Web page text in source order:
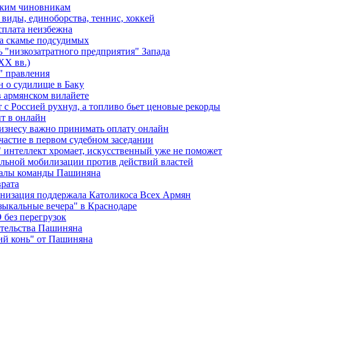
чиновникам
единоборства, теннис, хоккей
неизбежна
скамье подсудимых
предприятия" Запада
вв.)
правления
о судилище в Баку
вилайете
Россией рухнул, а топливо бьет ценовые рекорды
в онлайн
важно принимать оплату онлайн
в первом судебном заседании
хромает, искусственный уже не поможет
мобилизации против действий властей
команды Пашиняна
поддержала Католикоса Всех Армян
вечера" в Краснодаре
перегрузок
Пашиняна
конь" от Пашиняна